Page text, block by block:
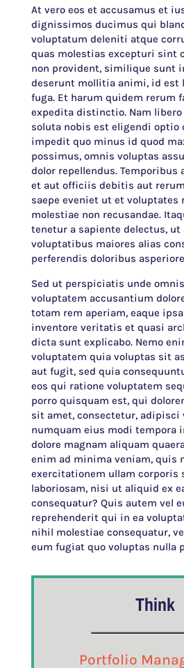
At vero eos et accusamus et
dignissimos ducimus qui
voluptatum deleniti atque
quas molestias excepturi sint
non provident, similique sunt
deserunt mollitia animi, id est
fuga. Et harum quidem rerum
expedita distinctio. Nam libero
soluta nobis est eligendi optio
impedit quo minus id quod
possimus, omnis voluptas
dolor repellendus. Temporibus
et aut officiis debitis aut
saepe eveniet ut et voluptates
molestiae non recusandae.
tenetur a sapiente delectus,
voluptatibus maiores alias
perferendis doloribus
Sed ut perspiciatis unde
voluptatem accusantium
totam rem aperiam, eaque
inventore veritatis et quasi
dicta sunt explicabo. Nemo
voluptatem quia voluptas sit
aut fugit, sed quia
eos qui ratione voluptatem
porro quisquam est, qui
sit amet, consectetur, adipisci
numquam eius modi tempora
dolore magnam aliquam
enim ad minima veniam, quis
exercitationem ullam corporis
laboriosam, nisi ut aliquid ex
consequatur? Quis autem vel
reprehenderit qui in ea
nihil molestiae consequatur,
eum fugiat quo voluptas nulla
Think
Portfolio